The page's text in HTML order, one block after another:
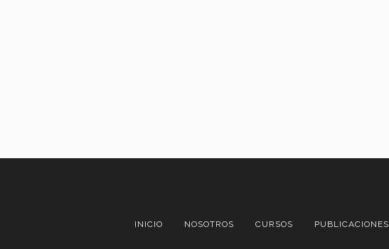
INICIO NOSOTROS CURSOS PUBLICACIONES